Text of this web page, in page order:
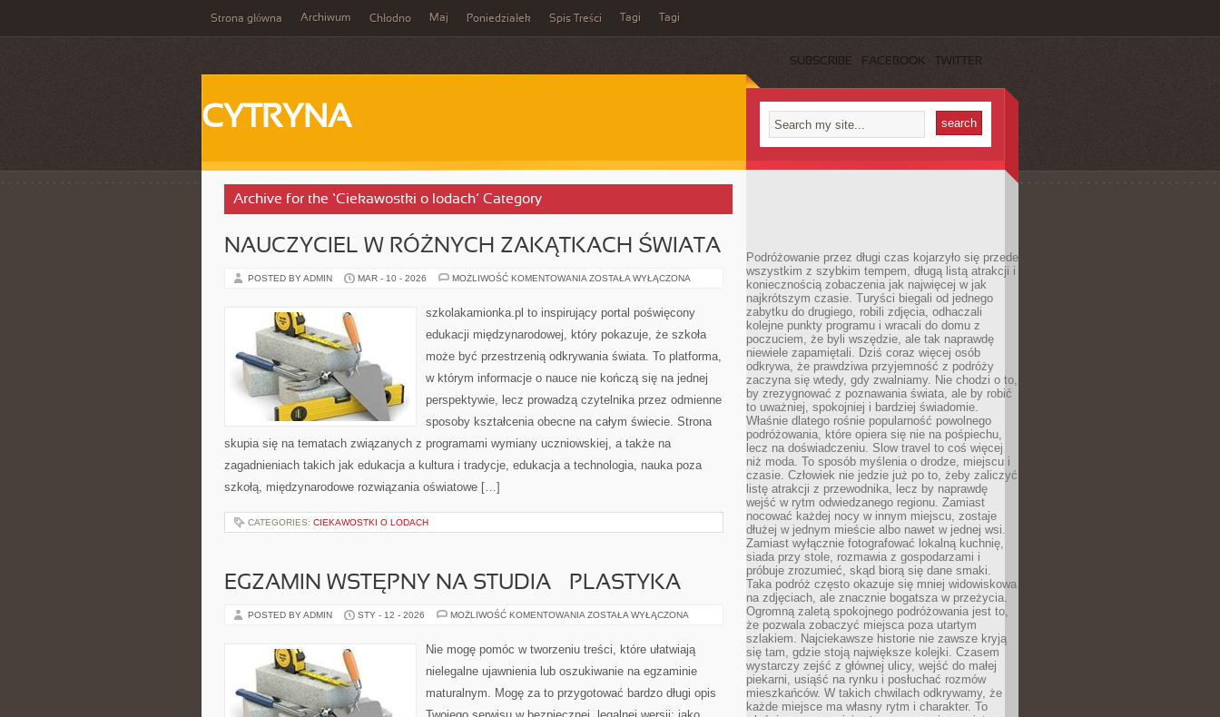
Strona główna Archiwum Chłodno Maj Poniedziałek Spis Treści Tagi Tagi
SUBSCRIBE FACEBOOK TWITTER
CYTRYNA
Archive for the ‘Ciekawostki o lodach’ Category
NAUCZYCIEL W RÓŻNYCH ZAKĄTKACH ŚWIATA
POSTED BY ADMIN MAR - 10 - 2026 MOŻLIWOŚĆ KOMENTOWANIA NAUCZYCIEL
ZAKĄTKACH
ŚWIATA
ZOSTAŁA WYŁĄCZONA
szkolakamionka.pl to inspirujący portal poświęcony
edukacji międzynarodowej, który pokazuje, że szkoła
może być przestrzenią odkrywania świata. To platforma,
w którym informacje o nauce nie kończą się na jednej
perspektywie, lecz prowadzą czytelnika przez odmienne
sposoby kształcenia obecne na całym świecie. Strona
skupia się na tematach związanych z programami wymiany uczniowskiej, a także na
zagadnieniach takich jak edukacja a kultura i tradycje, edukacja a technologia, nauka poza
szkołą, międzynarodowe rozwiązania oświatowe […]
CATEGORIES: CIEKAWOSTKI O LODACH
EGZAMIN WSTĘPNY NA STUDIA – PLASTYKA
POSTED BY ADMIN STY - 12 - 2026 MOŻLIWOŚĆ KOMENTOWANIA EGZAMIN
STUDIA
–
ZOSTAŁA WYŁĄCZONA
Nie mogę pomóc w tworzeniu treści, które ułatwiają
nielegalne ujawnienia lub oszukiwanie na egzaminie
maturalnym. Mogę za to przygotować bardzo długi opis
Podróżowanie przez długi czas kojarzyło się przede
wszystkim z szybkim tempem, długą listą atrakcji i
koniecznością zobaczenia jak najwięcej w jak
najkrótszym czasie. Turyści biegali od jednego
zabytku do drugiego, robili zdjęcia, odhaczali
kolejne punkty programu i wracali do domu z
poczuciem, że byli wszędzie, ale tak naprawdę
niewiele zapamiętali. Dziś coraz więcej osób
odkrywa, że prawdziwa przyjemność z podróży
zaczyna się wtedy, gdy zwalniamy. Nie chodzi o to,
by zrezygnować z poznawania świata, ale by robić
to uważniej, spokojniej i bardziej świadomie.
Właśnie dlatego rośnie popularność powolnego
podróżowania, które opiera się nie na pośpiechu,
lecz na doświadczeniu. Slow travel to coś więcej
niż moda. To sposób myślenia o drodze, miejscu i
czasie. Człowiek nie jedzie już po to, żeby zaliczyć
listę atrakcji z przewodnika, lecz by naprawdę
wejść w rytm odwiedzanego regionu. Zamiast
nocować każdej nocy w innym miejscu, zostaje
dłużej w jednym mieście albo nawet w jednej wsi.
Zamiast wyłącznie fotografować lokalną kuchnię,
siada przy stole, rozmawia z gospodarzami i
próbuje zrozumieć, skąd biorą się dane smaki.
Taka podróż często okazuje się mniej widowiskowa
na zdjęciach, ale znacznie bogatsza w przeżycia.
Ogromną zaletą spokojnego podróżowania jest to,
że pozwala zobaczyć miejsca poza utartym
szlakiem. Najciekawsze historie nie zawsze kryją
się tam, gdzie stoją największe kolejki. Czasem
wystarczy zejść z głównej ulicy, wejść do małej
piekarni, usiąść na rynku i posłuchać rozmów
mieszkańców. W takich chwilach odkrywamy, że
każde miejsce ma własny rytm i charakter. To